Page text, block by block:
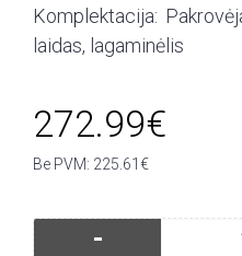
Komplektacija:
laidas, lagaminėlis
272.99€
Be PVM: 225.61€
-